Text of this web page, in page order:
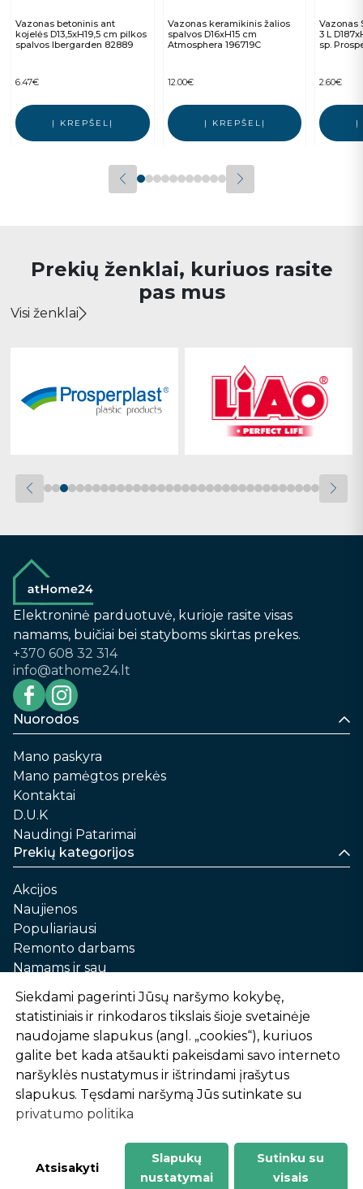
Vazonas betoninis ant
kojelės D13,5xH19,5 cm pilkos
spalvos Ibergarden 82889
6.47€
Į KREPŠELĮ
Vazonas keramikinis žalios
spalvos D16xH15 cm
Atmosphera 196719C
12.00€
Į KREPŠELĮ
Vazonas
3 L
sp.
2.60€
Į
Prekių ženklai, kuriuos rasite
pas mus
Visi ženklai
Elektroninė parduotuvė, kurioje rasite visas
namams, buičiai bei statyboms skirtas prekes.
+370 608 32 314
info@athome24.lt
Nuorodos
Mano paskyra
Mano pamėgtos prekės
Kontaktai
D.U.K
Naudingi Patarimai
Prekių kategorijos
Akcijos
Naujienos
Populiariausi
Remonto darbams
Namams ir sau
Automobilių priežiūrai
Sodui ir daržui
Informacija
Apie mus
Prekių pirkimo – pardavimo taisyklės
Prekių pristatymas ir atsiėmimas
Garantinis aptarnavimas ir prekių grąžinimas
Privatumo politika
-
1
2
%
n
u
o
l
a
i
d
Siekdami pagerinti Jūsų naršymo kokybę,
statistiniais ir rinkodaros tikslais šioje svetainėje
naudojame slapukus (angl. „cookies“), kuriuos
galite bet kada atšaukti pakeisdami savo interneto
naršyklės nustatymus ir ištrindami įrašytus
slapukus. Tęsdami naršymą Jūs sutinkate su
privatumo politika
Atsisakyti
Slapukų
nustatymai
Sutinku su
visais